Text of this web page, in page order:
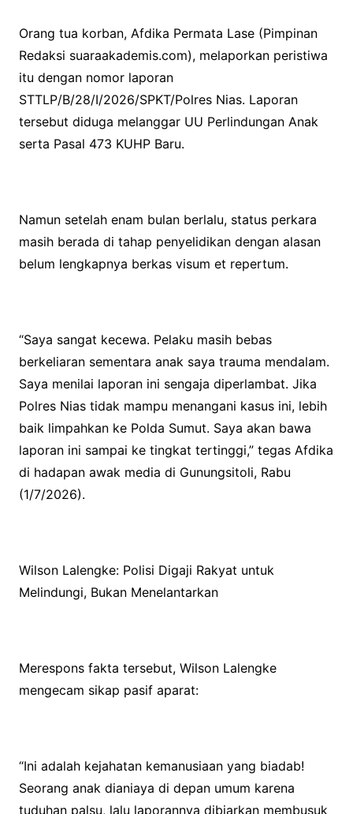
Orang tua korban, Afdika Permata Lase (Pimpinan
Redaksi suaraakademis.com), melaporkan peristiwa
itu dengan nomor laporan
STTLP/B/28/I/2026/SPKT/Polres Nias. Laporan
tersebut diduga melanggar UU Perlindungan Anak
serta Pasal 473 KUHP Baru.
Namun setelah enam bulan berlalu, status perkara
masih berada di tahap penyelidikan dengan alasan
belum lengkapnya berkas visum et repertum.
“Saya sangat kecewa. Pelaku masih bebas
berkeliaran sementara anak saya trauma mendalam.
Saya menilai laporan ini sengaja diperlambat. Jika
Polres Nias tidak mampu menangani kasus ini, lebih
baik limpahkan ke Polda Sumut. Saya akan bawa
laporan ini sampai ke tingkat tertinggi,” tegas Afdika
di hadapan awak media di Gunungsitoli, Rabu
(1/7/2026).
Wilson Lalengke: Polisi Digaji Rakyat untuk
Melindungi, Bukan Menelantarkan
Merespons fakta tersebut, Wilson Lalengke
mengecam sikap pasif aparat:
“Ini adalah kejahatan kemanusiaan yang biadab!
Seorang anak dianiaya di depan umum karena
tuduhan palsu, lalu laporannya dibiarkan membusuk